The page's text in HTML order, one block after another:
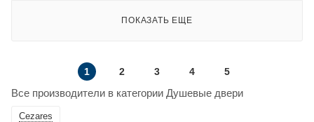
ПОКАЗАТЬ ЕЩЕ
1 2 3 4 5
Все производители в категории Душевые двери
Cezares